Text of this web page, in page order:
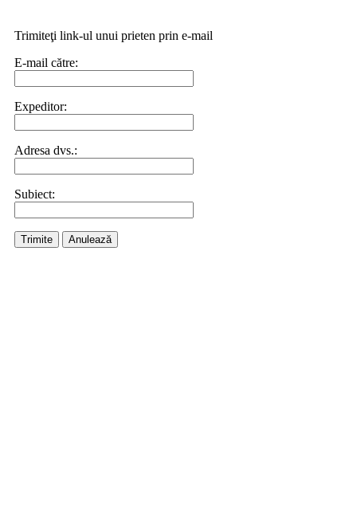
Trimiteţi link-ul unui prieten prin e-mail
E-mail către:
Expeditor:
Adresa dvs.:
Subiect:
Trimite Anulează